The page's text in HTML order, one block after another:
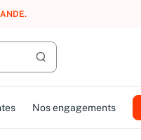
Lancer la recherche
Nos engagements